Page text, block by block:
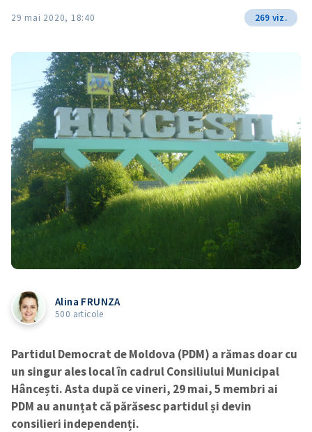
29 mai 2020, 18:40 269 viz.
Alina FRUNZA
500 articole
Partidul Democrat de Moldova (PDM) a rămas doar cu
un singur ales local în cadrul Consiliului Municipal
Hâncești. Asta după ce vineri, 29 mai, 5 membri ai
PDM au anunțat că părăsesc partidul și devin
consilieri independenți.